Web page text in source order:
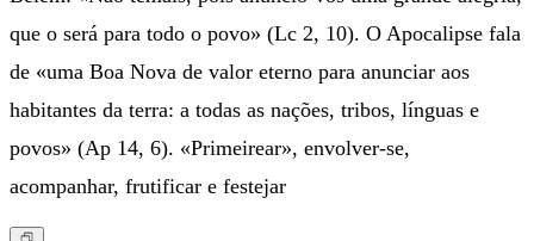
que o será para todo o povo» (Lc 2, 10). O Apocalipse fala
de «uma Boa Nova de valor eterno para anunciar aos
habitantes da terra: a todas as nações, tribos, línguas e
povos» (Ap 14, 6). «Primeirear», envolver-se,
acompanhar, frutificar e festejar